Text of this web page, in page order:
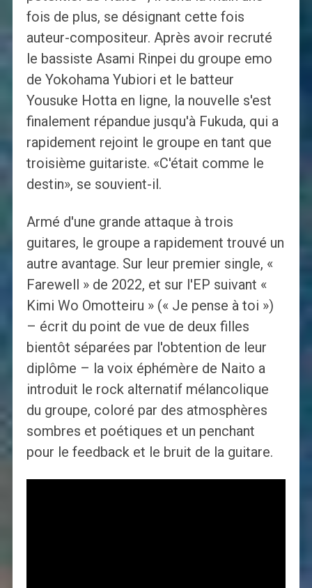
fois de plus, se désignant cette fois
auteur-compositeur. Après avoir recruté
le bassiste Asami Rinpei du groupe emo
de Yokohama Yubiori et le batteur
Yousuke Hotta en ligne, la nouvelle s'est
finalement répandue jusqu'à Fukuda, qui a
rapidement rejoint le groupe en tant que
troisième guitariste. «C'était comme le
destin», se souvient-il.
Armé d'une grande attaque à trois
guitares, le groupe a rapidement trouvé un
autre avantage. Sur leur premier single, «
Farewell » de 2022, et sur l'EP suivant «
Kimi Wo Omotteiru » (« Je pense à toi »)
– écrit du point de vue de deux filles
bientôt séparées par l'obtention de leur
diplôme – la voix éphémère de Naito a
introduit le rock alternatif mélancolique
du groupe, coloré par des atmosphères
sombres et poétiques et un penchant
pour le feedback et le bruit de la guitare.